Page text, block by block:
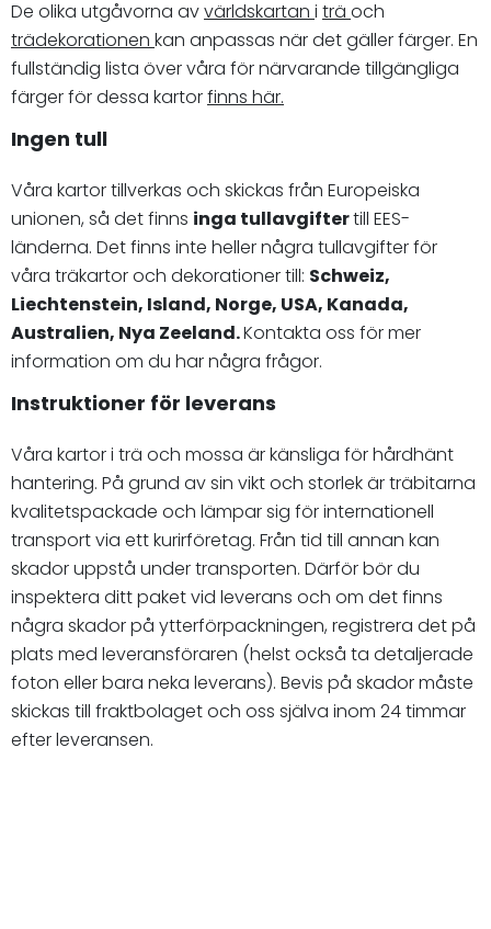
De olika utgåvorna avvärldskartan i trä och
trädekorationen kan anpassas när det gäller färger. En
fullständig lista över våra för närvarande tillgängliga
färger för dessa kartorfinns här.
Ingen tull
Våra kartor tillverkas och skickas från Europeiska
unionen, så det finns inga tullavgiftertill EES-
länderna. Det finns inte heller några tullavgifter för
våra träkartor och dekorationer till: Schweiz,
Liechtenstein, Island, Norge, USA, Kanada,
Australien, Nya Zeeland.Kontakta oss för mer
information om du har några frågor.
Instruktioner för leverans
Våra kartor i trä och mossa är känsliga för hårdhänt
hantering. På grund av sin vikt och storlek är träbitarna
kvalitetspackade och lämpar sig för internationell
transport via ett kurirföretag. Från tid till annan kan
skador uppstå under transporten. Därför bör du
inspektera ditt paket vid leverans och om det finns
några skador på ytterförpackningen, registrera det på
plats med leveransföraren (helst också ta detaljerade
foton eller bara neka leverans). Bevis på skador måste
skickas till fraktbolaget och oss själva inom 24 timmar
efter leveransen.